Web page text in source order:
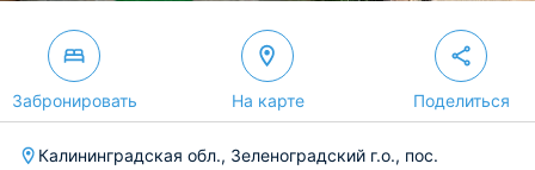
Забронировать На карте Поделиться
Калининградская обл., Зеленоградский г.о., пос.